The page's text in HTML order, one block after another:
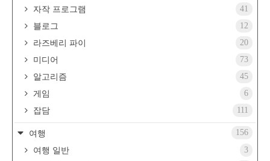
자작 프로그램
41
블로그
12
라즈베리 파이
20
미디어
73
알고리즘
45
게임
6
잡담
111
여행
156
여행 일반
3